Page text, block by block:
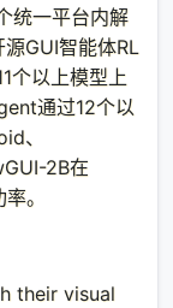
统一平台内解
GUI智能体RL
个以上模型上
通过12个以
、
2B在
。
their visual